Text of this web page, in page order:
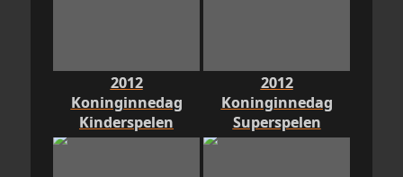
2012
Koninginnedag
Kinderspelen
2012
Koninginnedag
Superspelen